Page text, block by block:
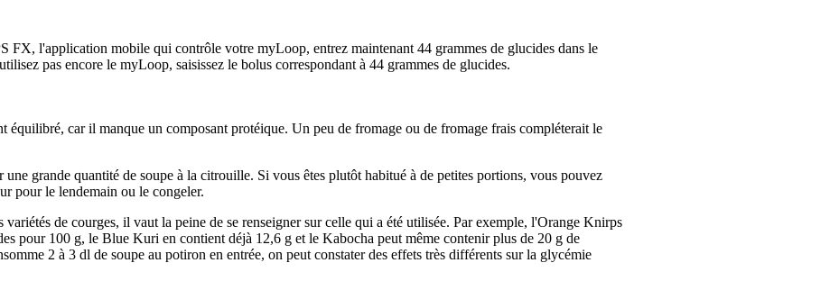
FX, l'application mobile qui contrôle votre myLoop, entrez maintenant 44 grammes de glucides dans le
pas encore le myLoop, saisissez le bolus correspondant à 44 grammes de glucides.
équilibré, car il manque un composant protéique. Un peu de fromage ou de fromage frais compléterait le
une grande quantité de soupe à la citrouille. Si vous êtes plutôt habitué à de petites portions, vous pouvez
pour le lendemain ou le congeler.
variétés de courges, il vaut la peine de se renseigner sur celle qui a été utilisée. Par exemple, l'Orange Knirps
pour 100 g, le Blue Kuri en contient déjà 12,6 g et le Kabocha peut même contenir plus de 20 g de
2 à 3 dl de soupe au potiron en entrée, on peut constater des effets très différents sur la glycémie